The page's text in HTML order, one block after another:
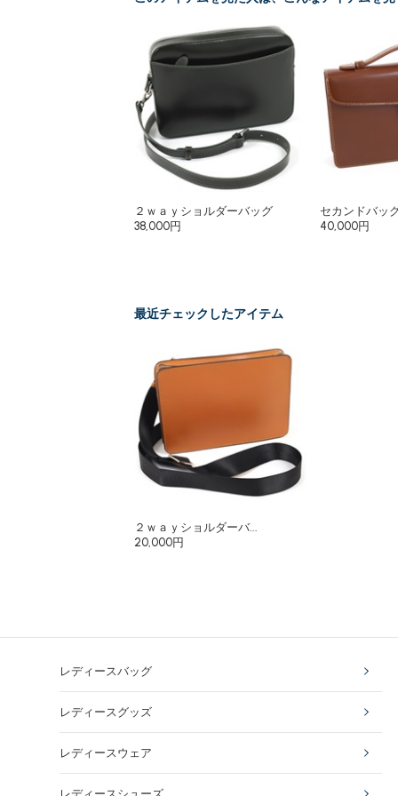
２ｗａｙショルダーバッグ
38,000円
セカンドバッ
40,000円
最近チェックしたアイテム
２ｗａｙショルダーバ...
20,000円
レディースバッグ
レディースグッズ
レディースウェア